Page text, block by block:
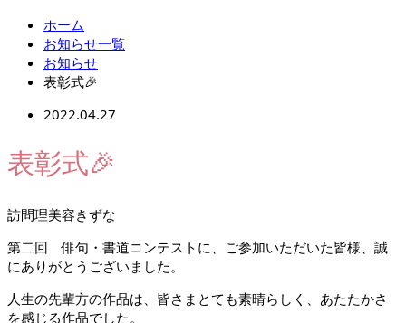
ホーム
お知らせ一覧
お知らせ
表彰式🎉
2022.04.27
表彰式🎉
訪問理美容きずな
第二回 俳句・書道コンテストに、ご参加いただいた皆様、誠
にありがとうございました。
人生の先輩方の作品は、皆さまとても素晴らしく、あたたかさ
を感じる作品でした。